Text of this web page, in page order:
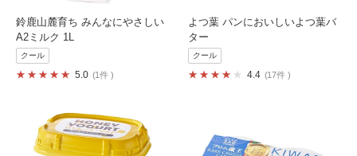
鈴鹿山麓育ち みんなにやさしい
A2ミルク 1L
クール
5.0 1件
よつ葉 パンにおいしいよつ葉バ
ター
クール
4.4 17件